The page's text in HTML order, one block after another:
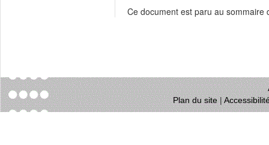
Ce document est paru au sommaire
Plan du site|